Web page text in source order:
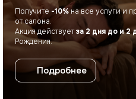
Получите -10%на все услуги и
от салона.
Акция действуетза 2 дня до и 2
Рождения.
Подробнее